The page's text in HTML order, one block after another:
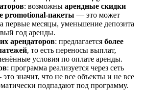
: возможны арендные скидки
promotional-пакеты — это может
первые месяцы, уменьшение депозита
год аренды.
арендаторов: предлагается более
, то есть переносы выплат,
условия по оплате аренды.
: программа реализуется через сеть
значит, что не все объекты и не все
подпадают под программу.